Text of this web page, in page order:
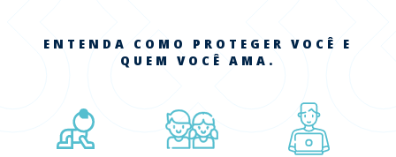
ENTENDA COMO PROTEGER VOCÊ E
QUEM VOCÊ AMA.